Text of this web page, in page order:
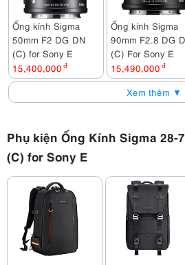
Ống kính Sigma
50mm F2 DG DN
(C) for Sony E
15,400,000 đ
Ống kính Sigma
90mm F2.8 DG
(C) For Sony E
15,490,000 đ
Xem thêm ▼
Phụ kiện Ống Kính Sigma 28-
(C) for Sony E